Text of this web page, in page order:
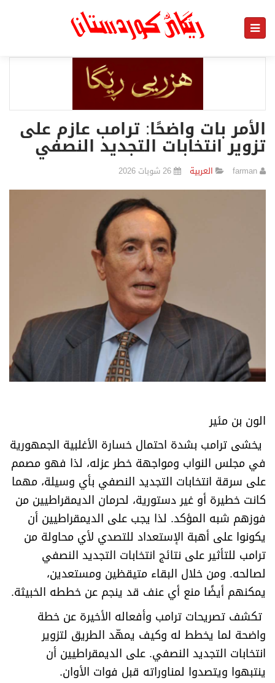
الأمر بات واضحًا: ترامب عازم على
تزوير انتخابات التجديد النصفي
farman العربیة 26 شوبات 2026
الون بن مئير
يخشى ترامب بشدة احتمال خسارة الأغلبية الجمهورية
في مجلس النواب ومواجهة خطر عزله، لذا فهو مصمم
على سرقة انتخابات التجديد النصفي بأي وسيلة، مهما
كانت خطيرة أو غير دستورية، لحرمان الديمقراطيين من
فوزهم شبه المؤكد. لذا يجب على الديمقراطيين أن
يكونوا على أهبة الإستعداد للتصدي لأي محاولة من
ترامب للتأثير على نتائج انتخابات التجديد النصفي
لصالحه. ومن خلال البقاء متيقظين ومستعدين،
يمكنهم أيضًا منع أي عنف قد ينجم عن خططه الخبيثة.
تكشف تصريحات ترامب وأفعاله الأخيرة عن خطة
واضحة لما يخطط له وكيف يمهّد الطريق لتزوير
انتخابات التجديد النصفي. على الديمقراطيين أن
ينتبهوا ويتصدوا لمناوراته قبل فوات الأوان.